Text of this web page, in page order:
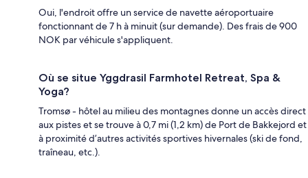
Oui, l'endroit offre un service de navette aéroportuaire
fonctionnant de 7 h à minuit (sur demande). Des frais de 900
NOK par véhicule s'appliquent.
Où se situe Yggdrasil Farmhotel Retreat, Spa &
Yoga?
Tromsø - hôtel au milieu des montagnes donne un accès direct
aux pistes et se trouve à 0,7 mi (1,2 km) de Port de Bakkejord et
à proximité d’autres activités sportives hivernales (ski de fond,
traîneau, etc.).